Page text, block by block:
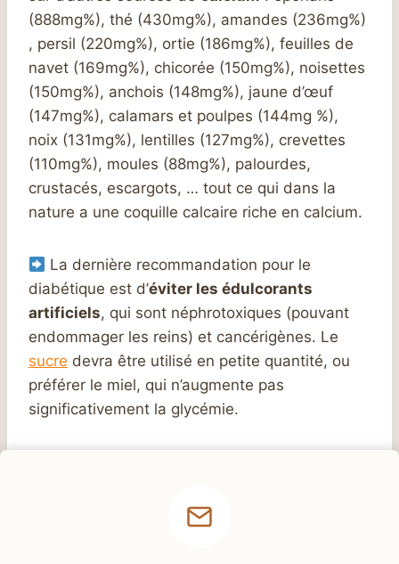
(888mg%), thé (430mg%), amandes (236mg%)
, persil (220mg%), ortie (186mg%), feuilles de
navet (169mg%), chicorée (150mg%), noisettes
(150mg%), anchois (148mg%), jaune d’œuf
(147mg%), calamars et poulpes (144mg %),
noix (131mg%), lentilles (127mg%), crevettes
(110mg%), moules (88mg%), palourdes,
crustacés, escargots, … tout ce qui dans la
nature a une coquille calcaire riche en calcium.
La dernière recommandation pour le
diabétique est d’éviter les édulcorants
artificiels, qui sont néphrotoxiques (pouvant
endommager les reins) et cancérigènes. Le
sucre devra être utilisé en petite quantité, ou
préférer le miel, qui n’augmente pas
significativement la glycémie.